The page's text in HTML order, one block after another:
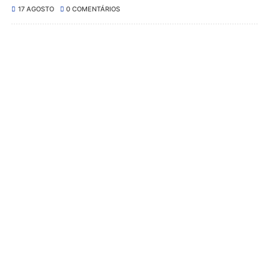
17 AGOSTO 0 COMENTÁRIOS